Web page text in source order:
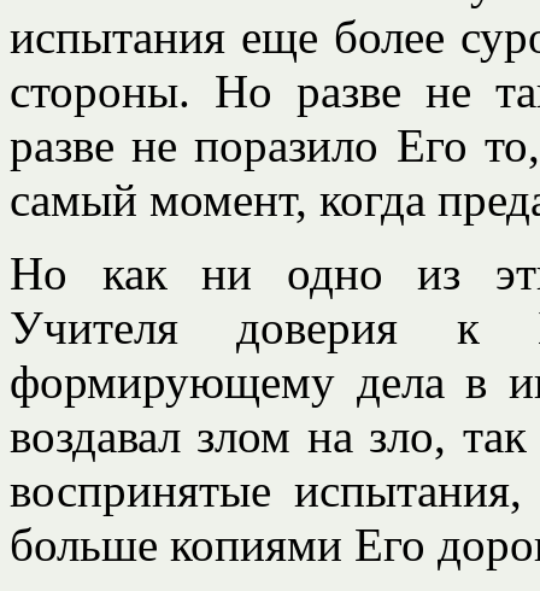
испытания еще более
стороны. Но разве не
разве не поразило Его
самый момент, когда
Но как ни одно из
Учителя доверия к
формирующему дела в
воздавал злом на зло,
воспринятые
больше копиями Его